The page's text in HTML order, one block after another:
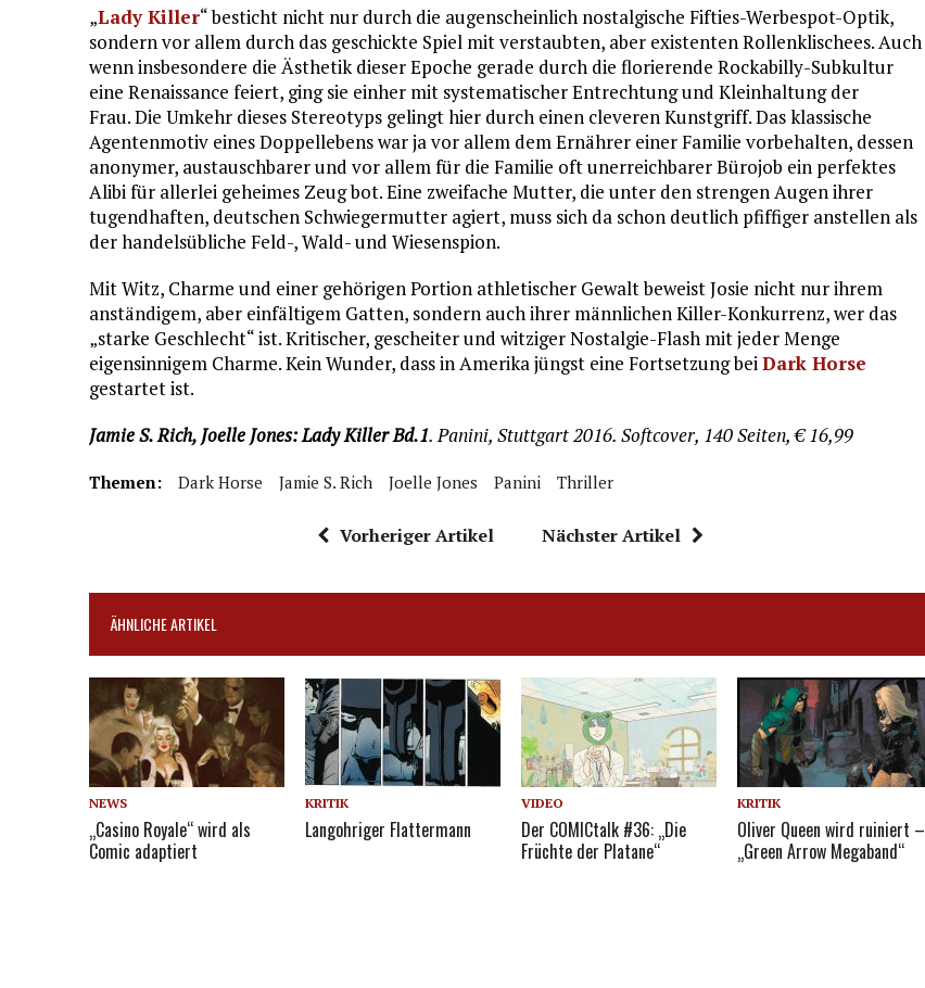
„Lady Killer“ besticht nicht nur durch die augenscheinlich nostalgische Fifties-Werbespot-Optik,
sondern vor allem durch das geschickte Spiel mit verstaubten, aber existenten Rollenklischees. Auch
wenn insbesondere die Ästhetik dieser Epoche gerade durch die florierende Rockabilly-Subkultur
eine Renaissance feiert, ging sie einher mit systematischer Entrechtung und Kleinhaltung der
Frau. Die Umkehr dieses Stereotyps gelingt hier durch einen cleveren Kunstgriff. Das klassische
Agentenmotiv eines Doppellebens war ja vor allem dem Ernährer einer Familie vorbehalten, dessen
anonymer, austauschbarer und vor allem für die Familie oft unerreichbarer Bürojob ein perfektes
Alibi für allerlei geheimes Zeug bot. Eine zweifache Mutter, die unter den strengen Augen ihrer
tugendhaften, deutschen Schwiegermutter agiert, muss sich da schon deutlich pfiffiger anstellen als
der handelsübliche Feld-, Wald- und Wiesenspion.
Mit Witz, Charme und einer gehörigen Portion athletischer Gewalt beweist Josie nicht nur ihrem
anständigem, aber einfältigem Gatten, sondern auch ihrer männlichen Killer-Konkurrenz, wer das
„starke Geschlecht“ ist. Kritischer, gescheiter und witziger Nostalgie-Flash mit jeder Menge
eigensinnigem Charme. Kein Wunder, dass in Amerika jüngst eine Fortsetzung beiDark Horse
gestartet ist.
Jamie S. Rich, Joelle Jones: Lady Killer Bd.1. Panini, Stuttgart 2016. Softcover, 140 Seiten, € 16,99
Themen: Dark Horse Jamie S. Rich Joelle Jones Panini Thriller
Vorheriger Artikel Nächster Artikel
ÄHNLICHE ARTIKEL
NEWS
„Casino Royale“ wird als
Comic adaptiert
KRITIK
Langohriger Flattermann
VIDEO
Der COMICtalk #36: „Die
Früchte der Platane“
KRITIK
Oliver Queen wird ruiniert –
„Green Arrow Megaband“